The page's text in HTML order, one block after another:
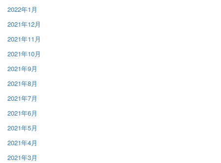
2022年1月
2021年12月
2021年11月
2021年10月
2021年9月
2021年8月
2021年7月
2021年6月
2021年5月
2021年4月
2021年3月